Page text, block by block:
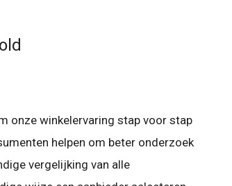
onze winkelervaring stap voor stap
helpen om beter onderzoek
vergelijking van alle